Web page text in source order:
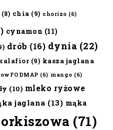
(8) chia (9) chorizo (6)
cynamon (11)
drób (16) dynia (22)
(9) kasza jaglana
(6) mango (6)
(10) mleko ryżowe
jaglana (13) mąka
(71)